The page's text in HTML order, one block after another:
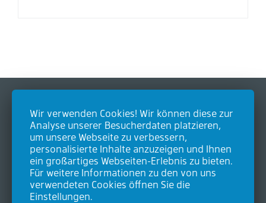
Wir verwenden Cookies! Wir können diese zur
Analyse unserer Besucherdaten platzieren,
um unsere Webseite zu verbessern,
personalisierte Inhalte anzuzeigen und Ihnen
ein großartiges Webseiten-Erlebnis zu bieten.
Für weitere Informationen zu den von uns
verwendeten Cookies öffnen Sie die
Einstellungen.
Kontakt
Contec GmbH Industrieausrüstungen
Heideweg 24
D-53604 Bad Honnef
T. +49 (0)2224 9893-0
F. +49 (0)2224 9893-20